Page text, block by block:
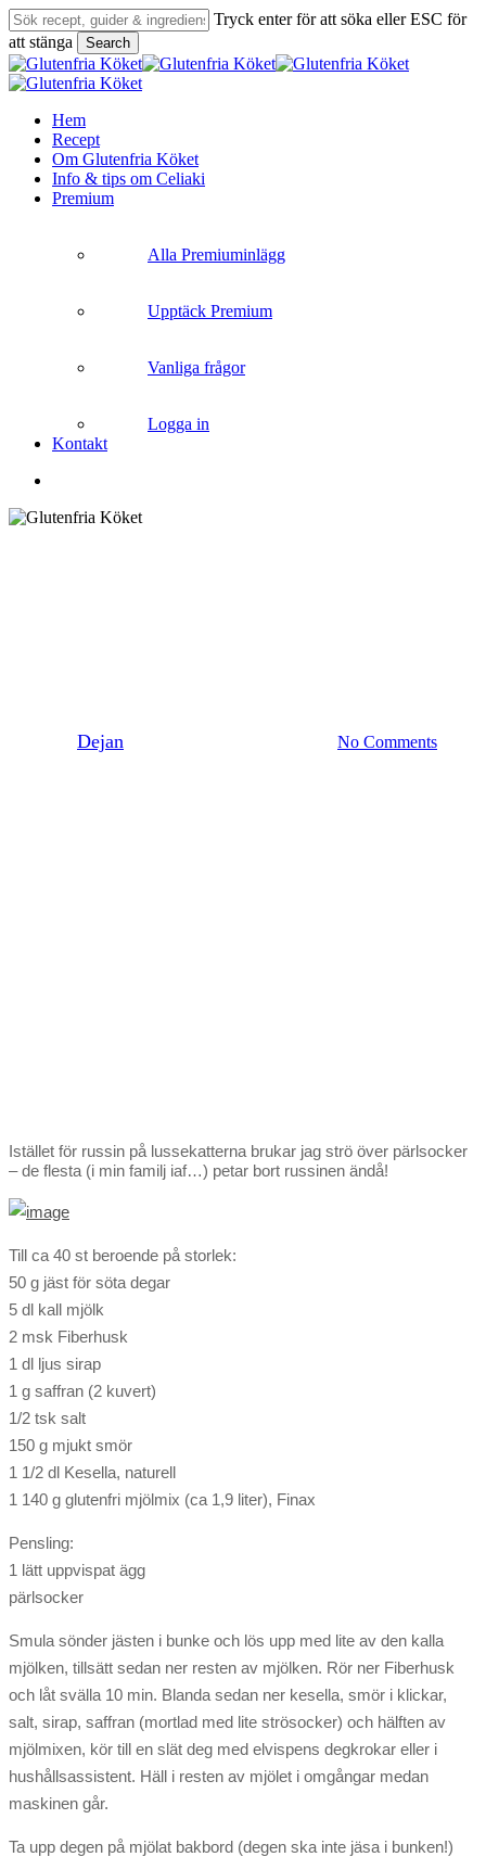
Skip
to
main
content
Tryck enter för att söka eller ESC för
att stänga
Search
Close
Search
search
Menu
Hem
Recept
Om Glutenfria Köket
Info & tips om Celiaki
Premium
Alla Premiuminlägg
Upptäck Premium
Vanliga frågor
Logga in
Kontakt
Dejan No Comments
Istället för russin på lussekatterna brukar jag strö över pärlsocker
– de flesta (i min familj iaf…) petar bort russinen ändå!
Till ca 40 st beroende på storlek:
50 g jäst för söta degar
5 dl kall mjölk
2 msk Fiberhusk
1 dl ljus sirap
1 g saffran (2 kuvert)
1/2 tsk salt
150 g mjukt smör
1 1/2 dl Kesella, naturell
1 140 g glutenfri mjölmix (ca 1,9 liter), Finax
Pensling:
1 lätt uppvispat ägg
pärlsocker
Smula sönder jästen i bunke och lös upp med lite av den kalla
mjölken, tillsätt sedan ner resten av mjölken. Rör ner Fiberhusk
och låt svälla 10 min. Blanda sedan ner kesella, smör i klickar,
salt, sirap, saffran (mortlad med lite strösocker) och hälften av
mjölmixen, kör till en slät deg med elvispens degkrokar eller i
hushållsassistent. Häll i resten av mjölet i omgångar medan
maskinen går.
Ta upp degen på mjölat bakbord (degen ska inte jäsa i bunken!)